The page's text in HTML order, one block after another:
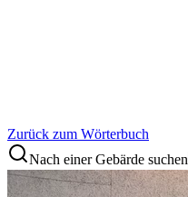
Zurück zum Wörterbuch
Nach einer Gebärde suchen